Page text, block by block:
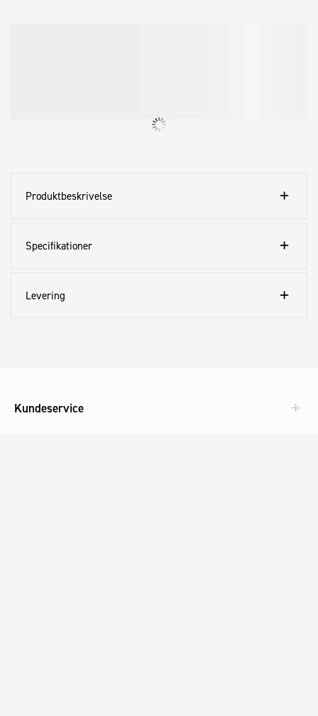
Produktbeskrivelse
Specifikationer
Levering
Kundeservice